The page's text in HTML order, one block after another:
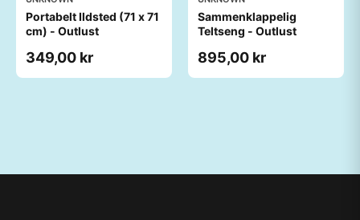
Portabelt Ildsted (71 x 71
cm) - Outlust
349,00 kr
Sammenklappelig
Teltseng - Outlust
895,00 kr